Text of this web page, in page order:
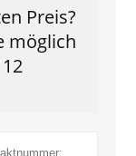
Preis?
möglich